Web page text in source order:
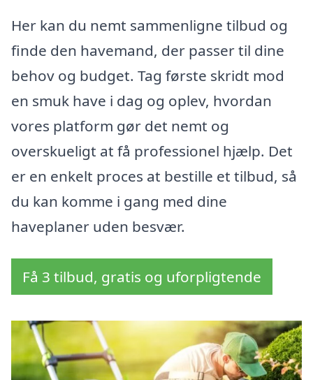
Her kan du nemt sammenligne tilbud og
finde den havemand, der passer til dine
behov og budget. Tag første skridt mod
en smuk have i dag og oplev, hvordan
vores platform gør det nemt og
overskueligt at få professionel hjælp. Det
er en enkelt proces at bestille et tilbud, så
du kan komme i gang med dine
haveplaner uden besvær.
Få 3 tilbud, gratis og uforpligtende